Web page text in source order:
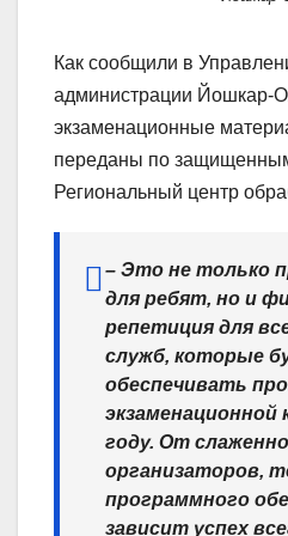
Как сообщили в
администрации Йошкар-
экзаменационные
переданы по
Региональный центр
– Это не только
для ребят, но и
репетиция для
служб, которые
обеспечивать
экзаменационной
году. От
организаторов,
программного
зависит успех